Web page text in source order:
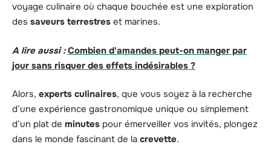
voyage culinaire où chaque bouchée est une exploration
des saveurs terrestres et marines.
A lire aussi : Combien d'amandes peut-on manger par
jour sans risquer des effets indésirables ?
Alors, experts culinaires, que vous soyez à la recherche
d’une expérience gastronomique unique ou simplement
d’un plat de minutes pour émerveiller vos invités, plongez
dans le monde fascinant de la crevette.